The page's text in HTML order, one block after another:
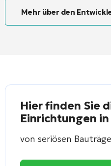
Mehr über den
Hier finden Sie
Einrichtungen
von seriösen